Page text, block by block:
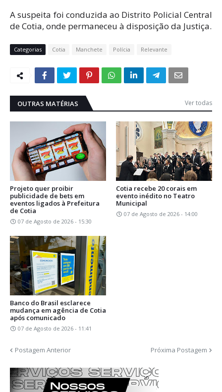
A suspeita foi conduzida ao Distrito Policial Central
de Cotia, onde permaneceu à disposição da Justiça.
Categorias Cotia Manchete Polícia Relevante
OUTRAS MATÉRIAS Ver todas
Projeto quer proibir
publicidade de bets em
eventos ligados à Prefeitura
de Cotia
07 de Agosto de 2026 - 15:30
Cotia recebe 20 corais em
evento inédito no Teatro
Municipal
07 de Agosto de 2026 - 14:00
Banco do Brasil esclarece
mudança em agência de Cotia
após comunicado
07 de Agosto de 2026 - 11:41
Postagem Anterior Próxima Postagem